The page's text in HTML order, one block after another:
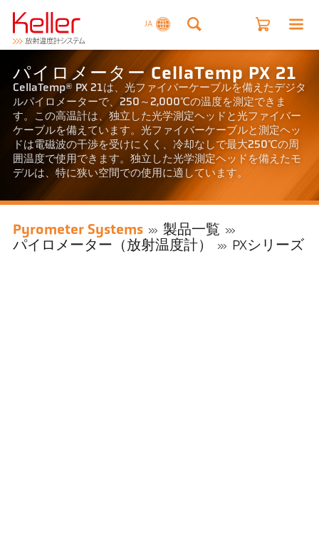
JA
パイロメーター CellaTemp PX 21
CellaTemp® PX 21は、光ファイバーケーブルを備えたデジタ
ルパイロメーターで、250～2,000℃の温度を測定できま
す。この高温計は、独立した光学測定ヘッドと光ファイバー
ケーブルを備えています。光ファイバーケーブルと測定ヘッ
ドは電磁波の干渉を受けにくく、冷却なしで最大250℃の周
囲温度で使用できます。独立した光学測定ヘッドを備えたモ
デルは、特に狭い空間での使用に適しています。
Pyrometer Systems
製品一覧
パイロメーター（放射温度計）
PXシリーズ